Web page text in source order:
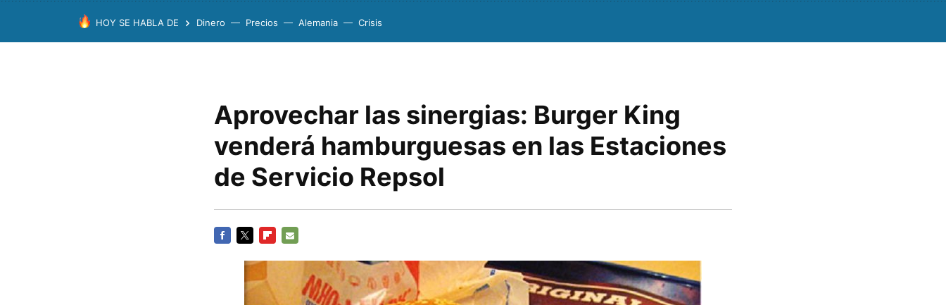
HOY SE HABLA DE Dinero Precios Alemania Crisis
Aprovechar las sinergias: Burger King
venderá hamburguesas en las Estaciones
de Servicio Repsol
MAIL